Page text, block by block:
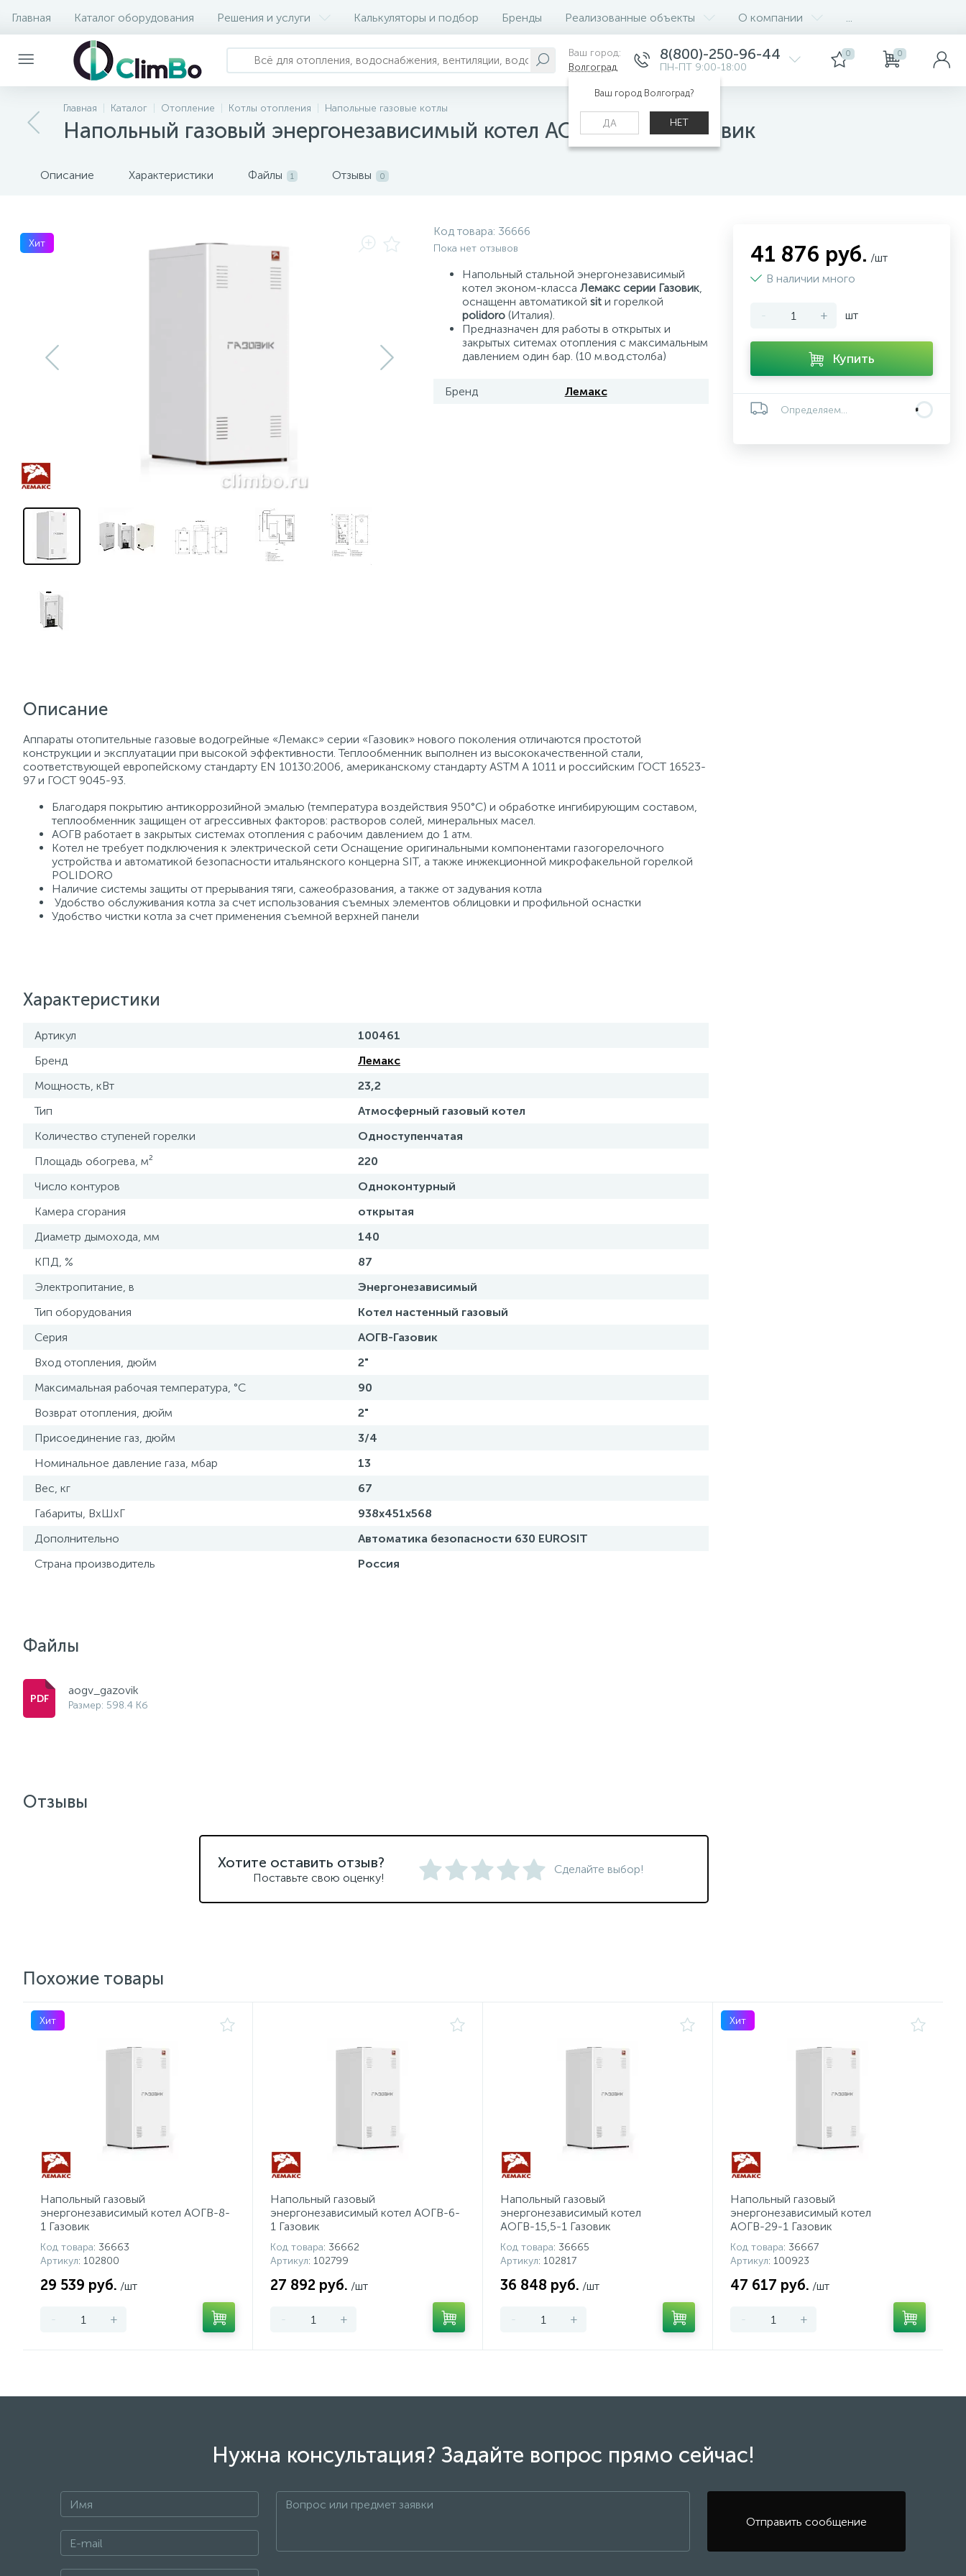
Главная Каталог оборудования Решения и услуги Калькуляторы и подбор Бренды Реализованные объекты О компании
Ваш город:
Волгоград
Ваш город Волгоград?
ДА НЕТ
8(800)-250-96-44
ПН-ПТ 9:00-18:00
0 0
Главная Каталог Отопление Котлы отопления Напольные газовые котлы
Напольный газовый энергонезависимый котел АОГВ-23,2-1 Газовик
Описание Характеристики Файлы 1 Отзывы 0
Хит
Код товара: 36666
Пока нет отзывов
Напольный стальной энергонезависимый
котел эконом-класса Лемакс серии Газовик,
оснащенн автоматикой sitи горелкой
polidoro(Италия).
Предназначен для работы в открытых и
закрытых ситемах отопления с максимальным
давлением один бар. (10 м.вод.столба)
Бренд Лемакс
Описание
Аппараты отопительные газовые водогрейные «Лемакс» серии «Газовик» нового поколения отличаются простотой
конструкции и эксплуатации при высокой эффективности. Теплообменник выполнен из высококачественной стали,
соответствующей европейскому стандарту EN 10130:2006, американскому стандарту ASTM A 1011 и российским ГОСТ 16523-
97 и ГОСТ 9045-93.
Благодаря покрытию антикоррозийной эмалью (температура воздействия 950°С) и обработке ингибирующим составом,
теплообменник защищен от агрессивных факторов: растворов солей, минеральных масел.
АОГВ работает в закрытых системах отопления с рабочим давлением до 1 атм.
Котел не требует подключения к электрической сети Оснащение оригинальными компонентами газогорелочного
устройства и автоматикой безопасности итальянского концерна SIT, а также инжекционной микрофакельной горелкой
POLIDORO
Наличие системы защиты от прерывания тяги, сажеобразования, а также от задувания котла
Удобство обслуживания котла за счет использования съемных элементов облицовки и профильной оснастки
Удобство чистки котла за счет применения съемной верхней панели
Характеристики
Артикул
100461
Бренд
Лемакс
Мощность, кВт
23,2
Тип
Атмосферный газовый котел
Количество ступеней горелки
Одноступенчатая
Площадь обогрева, м²
220
Число контуров
Одноконтурный
Камера сгорания
открытая
Диаметр дымохода, мм
140
КПД, %
87
Электропитание, в
Энергонезависимый
Тип оборудования
Котел настенный газовый
Серия
АОГВ-Газовик
Вход отопления, дюйм
2"
Максимальная рабочая температура, °С
90
Возврат отопления, дюйм
2"
Присоединение газ, дюйм
3/4
Номинальное давление газа, мбар
13
Вес, кг
67
Габариты, ВхШхГ
938х451х568
Дополнительно
Автоматика безопасности 630 EUROSIT
Страна производитель
Россия
Файлы
aogv_gazovik
Размер: 598.4 Кб
41 876 руб. /шт
В наличии много
- + шт
Купить
Определяем...
Отзывы
Хотите оставить отзыв?
Поставьте свою оценку!
Сделайте выбор!
Похожие товары
Хит
Напольный газовый
энергонезависимый котел АОГВ-8-
1 Газовик
Код товара: 36663
Артикул: 102800
29 539 руб. /шт
- +
Напольный газовый
энергонезависимый котел АОГВ-6-
1 Газовик
Код товара: 36662
Артикул: 102799
27 892 руб. /шт
- +
Напольный газовый
энергонезависимый котел
АОГВ-15,5-1 Газовик
Код товара: 36665
Артикул: 102817
36 848 руб. /шт
- +
Хит
Напольный газовый
энергонезависимый котел
АОГВ-29-1 Газовик
Код товара: 36667
Артикул: 100923
47 617 руб. /шт
- +
Нужна консультация? Задайте вопрос прямо сейчас!
Отправить сообщение